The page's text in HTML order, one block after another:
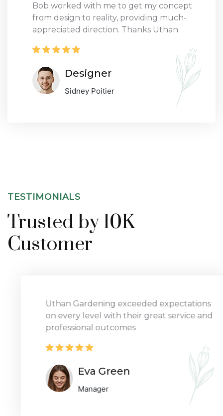
Bob worked with me to get my concept
from design to reality, providing much-
appreciated direction. Thanks Uthan
Designer
Sidney Poitier
TESTIMONIALS
Trusted by 10K
Customer
Uthan Gardening exceeded expectations
on every level with their great service and
professional outcomes
Eva Green
Manager